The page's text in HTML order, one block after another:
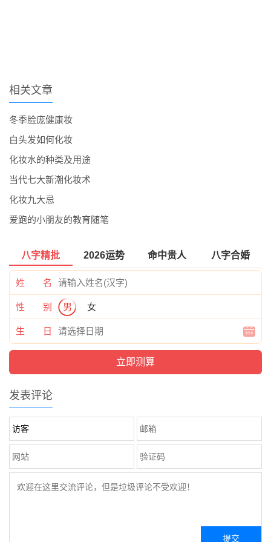
相关文章
冬季脸庞健康妆
白头发如何化妆
化妆水的种类及用途
当代七大新潮化妆术
化妆九大忌
爱跑的小朋友的教育随笔
八字精批 2026运势 命中贵人 八字合婚
姓 名
性 别 男 女
生 日
发表评论